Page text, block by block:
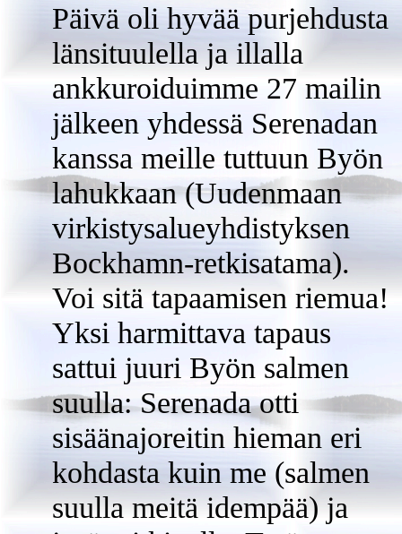
Päivä oli hyvää purjehdusta
länsituulella ja illalla
ankkuroiduimme 27 mailin
jälkeen yhdessä Serenadan
kanssa meille tuttuun Byön
lahukkaan (Uudenmaan
virkistysalueyhdistyksen
Bockhamn-retkisatama).
Voi sitä tapaamisen riemua!
Yksi harmittava tapaus
sattui juuri Byön salmen
suulla: Serenada otti
sisäänajoreitin hieman eri
kohdasta kuin me (salmen
suulla meitä idempää) ja